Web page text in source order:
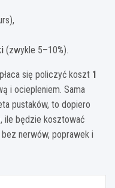
(zwykle 5–10%).
się policzyć koszt 1
i ociepleniem. Sama
pustaków, to dopiero
ile będzie kosztować
nerwów, poprawek i